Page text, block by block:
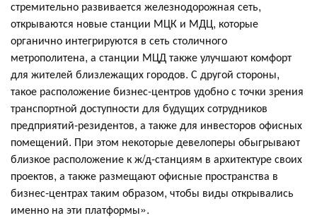
стремительно развивается железнодорожная сеть,
открываются новые станции МЦК и МДЦ, которые
органично интегрируются в сеть столичного
метрополитена, а станции МЦД также улучшают комфорт
для жителей близлежащих городов. С другой стороны,
такое расположение бизнес-центров удобно с точки зрения
транспортной доступности для будущих сотрудников
предприятий-резидентов, а также для инвесторов офисных
помещений. При этом некоторые девелоперы обыгрывают
близкое расположение к ж/д-станциям в архитектуре своих
проектов, а также размещают офисные пространства в
бизнес-центрах таким образом, чтобы виды открывались
именно на эти платформы».